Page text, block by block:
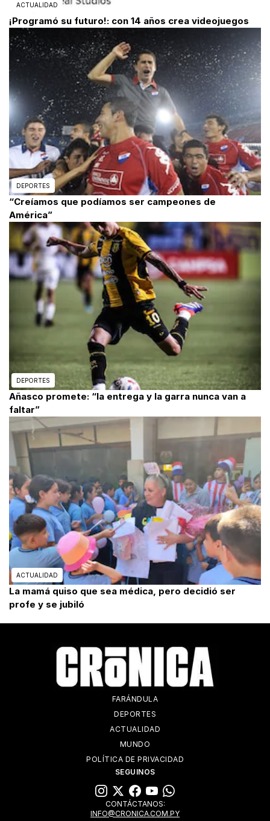
ACTUALIDAD
¡Programó su futuro!: con 14 años crea videojuegos
DEPORTES
“Creíamos que podíamos ser campeones de
América”
DEPORTES
Añasco promete: “la entrega y la garra nunca van a
faltar”
ACTUALIDAD
La mamá quiso que sea médica, pero decidió ser
profe y se jubiló
FARÁNDULA
DEPORTES
ACTUALIDAD
MUNDO
POLÍTICA DE PRIVACIDAD
SEGUINOS
CONTÁCTANOS:
INFO@CRONICA.COM.PY